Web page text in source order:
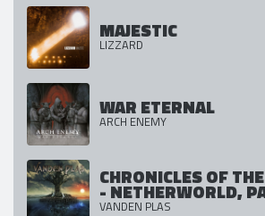
MAJESTIC
LIZZARD
WAR ETERNAL
ARCH ENEMY
CHRONICLES OF
- NETHERWORLD,
VANDEN PLAS